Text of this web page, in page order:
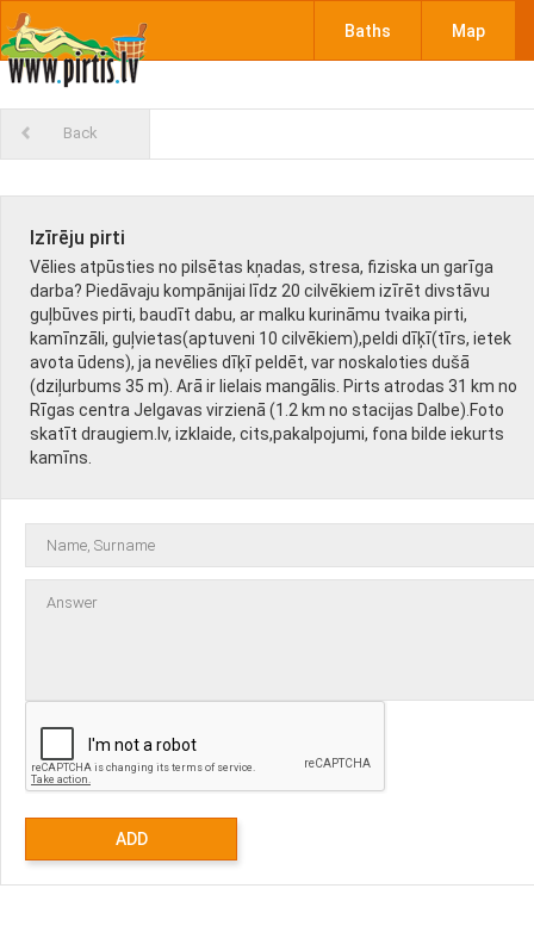
Baths Map
Back
Izīrēju pirti
Vēlies atpūsties no pilsētas kņadas, stresa, fiziska un garīga
darba? Piedāvaju kompānijai līdz 20 cilvēkiem izīrēt divstāvu
guļbūves pirti, baudīt dabu, ar malku kurināmu tvaika pirti,
kamīnzāli, guļvietas(aptuveni 10 cilvēkiem),peldi dīķī(tīrs, ietek
avota ūdens), ja nevēlies dīķī peldēt, var noskaloties dušā
(dziļurbums 35 m). Arā ir lielais mangālis. Pirts atrodas 31 km no
Rīgas centra Jelgavas virzienā (1.2 km no stacijas Dalbe).Foto
skatīt draugiem.lv, izklaide, cits,pakalpojumi, fona bilde iekurts
kamīns.